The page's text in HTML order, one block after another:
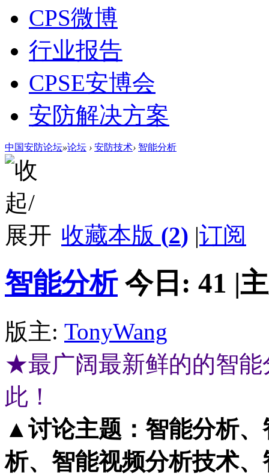
CPS微博
行业报告
CPSE安博会
安防解决方案
中国安防论坛»论坛 › 安防技术› 智能分析
收藏本版 (2) |订阅
智能分析 今日: 41 |
版主: TonyWang
★最广阔最新鲜的的智能
此！
▲讨论主题：智能分析
析、智能视频分析技术